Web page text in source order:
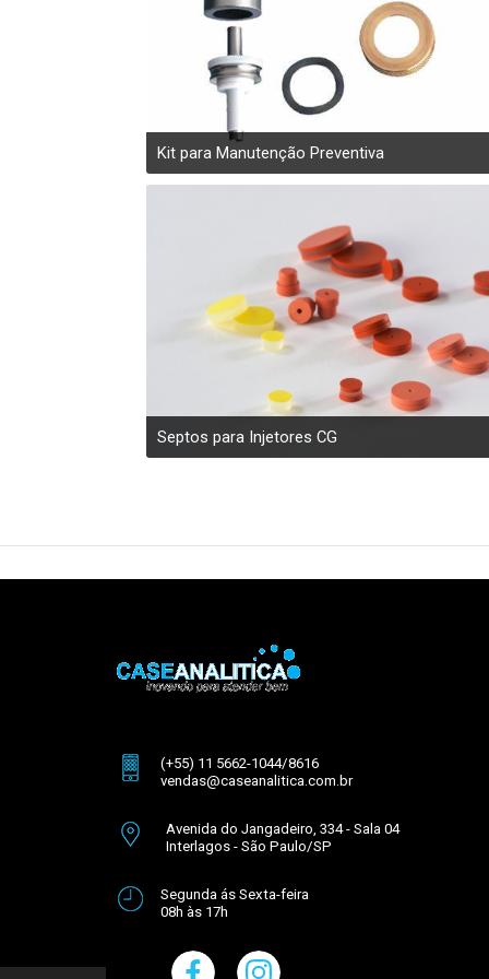
Kit para Manutenção Preventiva
Septos para Injetores CG
Avenida do Jangadeiro, 334 - Sala 04
Interlagos - São Paulo/SP
(+55) 11 5662-1044/8616
vendas@caseanalitica.com.br
Segunda ás Sexta-feira
08h às 17h